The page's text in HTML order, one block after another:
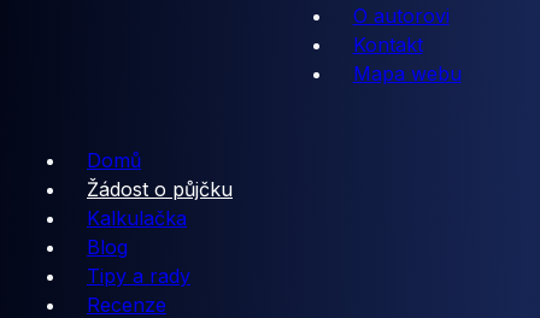
O autorovi
Kontakt
Mapa webu
Domů
Žádost o půjčku
Kalkulačka
Blog
Tipy a rady
Recenze